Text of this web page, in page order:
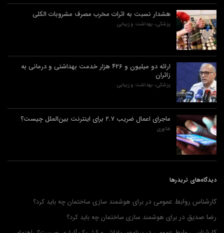
هشدار نسبت به اثرات مخرب مصرف مشروبات الکلی
پزشکی، بهداشت و زیبایی
ارائه دو میلیون و ۴۲۶ هزار خدمت بهداشتی و درمانی به
زائران
پزشکی، بهداشت و زیبایی
ماجرای اعمال ضریب ۲.۷ برای اینترنت بین‌الملل چیست؟
فناوری
دیدگاه‌های تریدرها
کارشناس روابط عمومی در برای هوشمند سازی ساختمان چه باید کرد؟
رضا صدیق در برای هوشمند سازی ساختمان چه باید کرد؟